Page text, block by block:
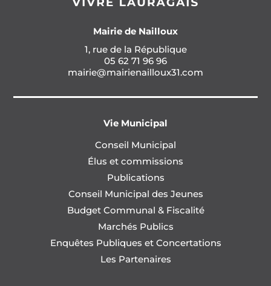
Mairie de Nailloux
1, rue de la République
05 62 71 96 96
mairie@mairienailloux31.com
Vie Municipal
Conseil Municipal
Élus et commissions
Publications
Conseil Municipal des Jeunes
Budget Communal & Fiscalité
Marchés Publics
Enquêtes Publiques et Concertations
Les Partenaires